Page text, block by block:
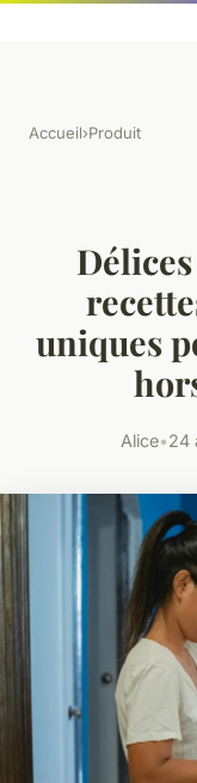
Accueil›Produit
uniques
Alice•24